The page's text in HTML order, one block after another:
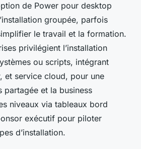
de Power pour desktop
groupée, parfois
le travail et la formation.
privilégient l’installation
ou scripts, intégrant
et service cloud, pour une
partagée et la business
niveaux via tableaux bord
exécutif pour piloter
d’installation.